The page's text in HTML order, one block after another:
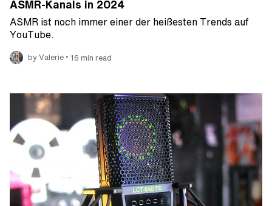
ASMR-Kanals in 2024
ASMR ist noch immer einer der heißesten Trends auf
YouTube.
by Valerie • 16 min read